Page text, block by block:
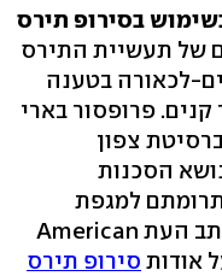
בסירופ תירס
של תעשיית התירס
לכאורה בטענה
פרופסור בארי
צפון
הסכנות
למגפת
ההשמנה. בסקירה שפורסמה בכתב העת American
סירופ תירס